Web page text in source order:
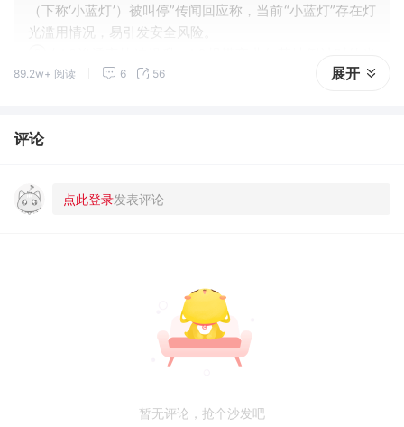
（下称‘小蓝灯’）被叫停”传闻回应称，当前“小蓝灯”存在灯
光滥用情况，易引发安全风险。
下，政策、标准体系建设至关重要。
89.2w+ 阅读 6 56 展开
评论
暂无评论，抢个沙发吧